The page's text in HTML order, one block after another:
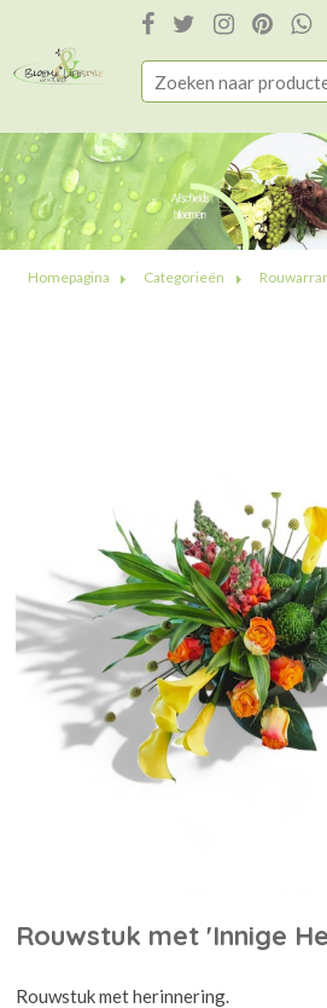
Homepagina Categorieën
Rouwstuk met 'Innige
Rouwstuk met herinnering.